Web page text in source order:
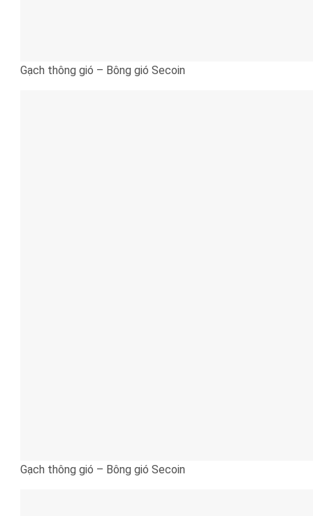
Gạch thông gió – Bông gió Secoin
Gạch thông gió – Bông gió Secoin